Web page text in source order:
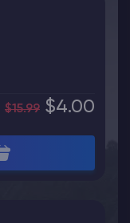
$15.99 $4.00